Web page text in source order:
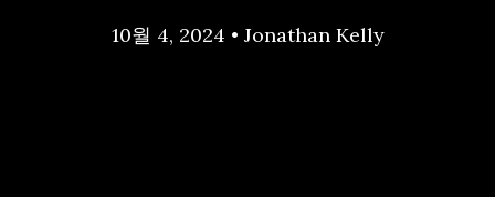
10월 4, 2024 • Jonathan Kelly